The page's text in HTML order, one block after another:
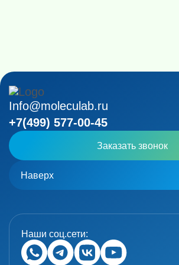
Info@moleculab.ru
+7(499) 577-00-45
Заказать звонок
Наверх
Наши соц.сети: